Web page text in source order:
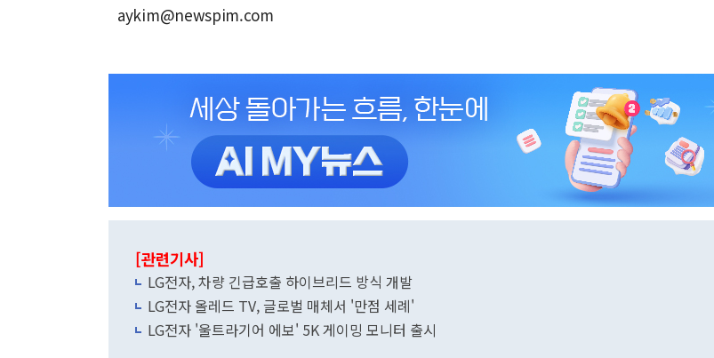
aykim@newspim.com
[관련기사]
LG전자, 차량 긴급호출 하이브리드 방식 개발
LG전자 올레드 TV, 글로벌 매체서 '만점 세례'
LG전자 '울트라기어 에보' 5K 게이밍 모니터 출시